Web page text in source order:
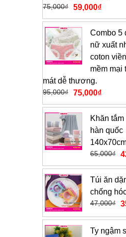
75,000₫ 59,000₫
Combo 5
nữ xuất
coton
mềm mại
mát dễ thương.
95,000₫ 75,000₫
Khăn tắm
hàn quốc
65,000₫
Túi ăn
chống
47,000₫
Ty ngậm